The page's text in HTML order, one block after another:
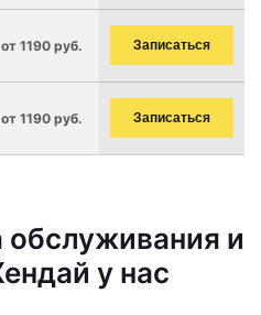
от 1190 руб. Записаться
от 1190 руб. Записаться
и
у нас